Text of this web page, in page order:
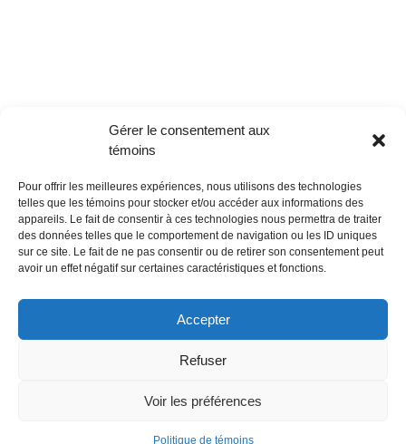
Gérer le consentement aux
témoins
Pour offrir les meilleures expériences, nous utilisons des technologies
telles que les témoins pour stocker et/ou accéder aux informations des
appareils. Le fait de consentir à ces technologies nous permettra de traiter
des données telles que le comportement de navigation ou les ID uniques
sur ce site. Le fait de ne pas consentir ou de retirer son consentement peut
avoir un effet négatif sur certaines caractéristiques et fonctions.
Accepter
Refuser
Voir les préférences
Politique de témoins
POLITIQUE CONFIDENTIALITÉES
Politique de témoins (CA)
Copyright 2018- Revue Ma Julie | Tout droit Réservé | Copyright @